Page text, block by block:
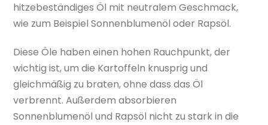
hitzebeständiges Öl mit neutralem Geschmack,
wie zum Beispiel Sonnenblumenöl oder Rapsöl.
Diese Öle haben einen hohen Rauchpunkt, der
wichtig ist, um die Kartoffeln knusprig und
gleichmäßig zu braten, ohne dass das Öl
verbrennt. Außerdem absorbieren
Sonnenblumenöl und Rapsöl nicht zu stark in die